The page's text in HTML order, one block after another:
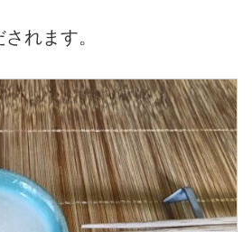
れます。